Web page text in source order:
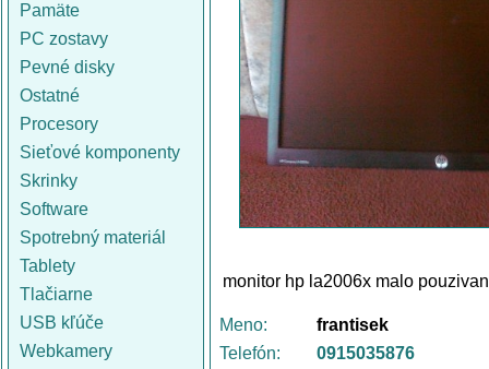
Pamäte
PC zostavy
Pevné disky
Ostatné
Procesory
Sieťové komponenty
Skrinky
Software
Spotrebný materiál
Tablety
Tlačiarne
USB kľúče
Webkamery
monitor hp la2006x malo
Meno:
frantisek
Telefón:
0915035876